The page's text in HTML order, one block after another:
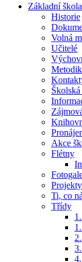
Základní škola
Historie
Volná
Učitelé
Školská
Akce
Flétny
Projekty
Ti, co
Třídy